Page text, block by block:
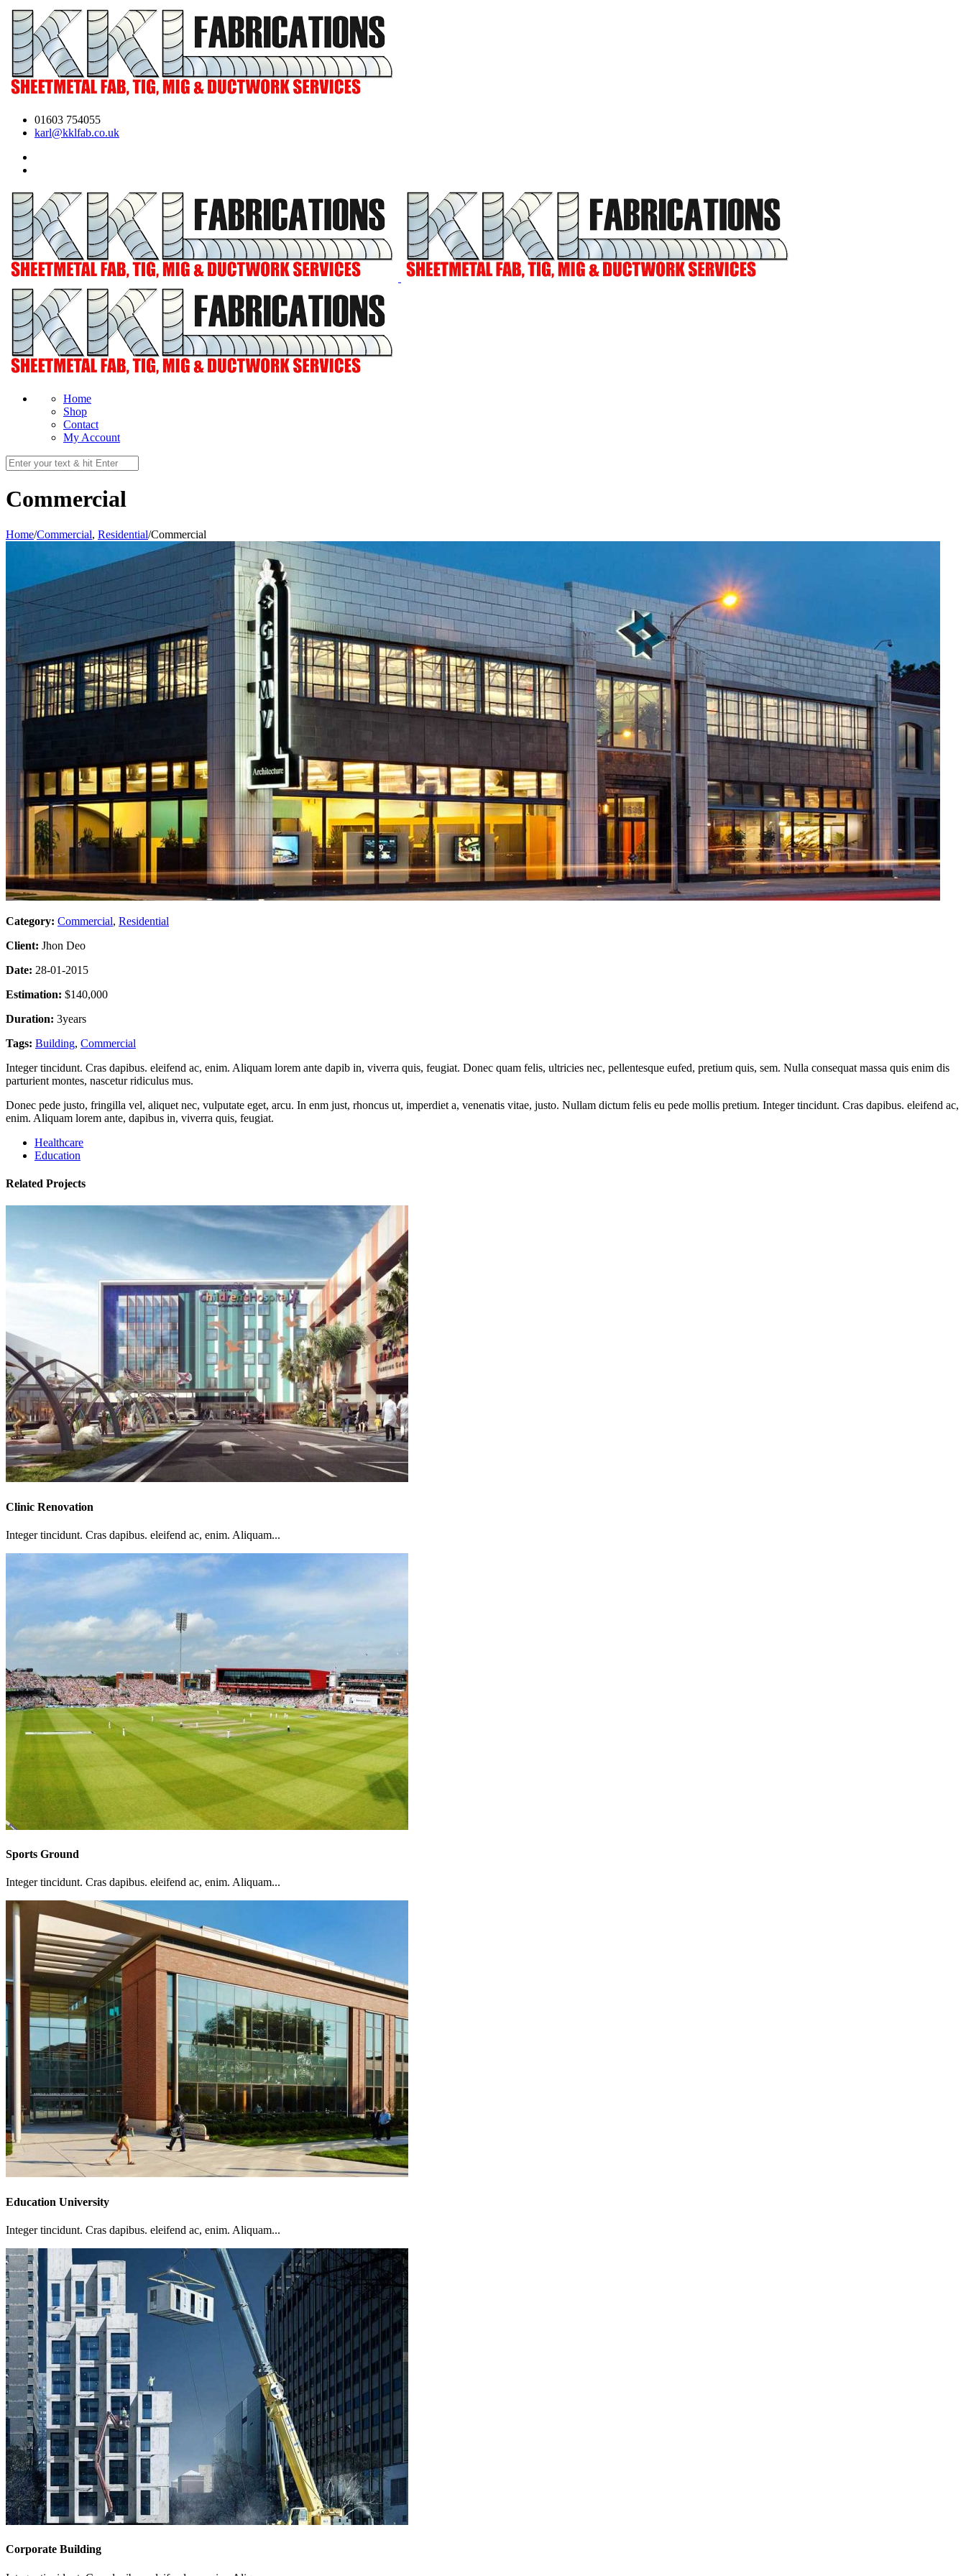
01603 754055
karl@kklfab.co.uk
Home
Shop
Contact
My Account
Commercial
Home/Commercial, Residential/Commercial
Category: Commercial, Residential
Client: Jhon Deo
Date: 28-01-2015
Estimation: $140,000
Duration: 3years
Tags: Building, Commercial
Integer tincidunt. Cras dapibus. eleifend ac, enim. Aliquam lorem ante dapib in, viverra quis, feugiat. Donec quam felis, ultricies nec, pellentesque eufed, pretium quis, sem. Nulla consequat massa quis enim dis
parturient montes, nascetur ridiculus mus.
Donec pede justo, fringilla vel, aliquet nec, vulputate eget, arcu. In enm just, rhoncus ut, imperdiet a, venenatis vitae, justo. Nullam dictum felis eu pede mollis pretium. Integer tincidunt. Cras dapibus. eleifend ac,
enim. Aliquam lorem ante, dapibus in, viverra quis, feugiat.
Healthcare
Education
Related Projects
Clinic Renovation
Integer tincidunt. Cras dapibus. eleifend ac, enim. Aliquam...
Sports Ground
Integer tincidunt. Cras dapibus. eleifend ac, enim. Aliquam...
Education University
Integer tincidunt. Cras dapibus. eleifend ac, enim. Aliquam...
Corporate Building